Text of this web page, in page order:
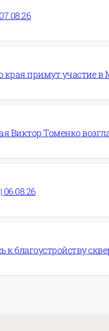
края примут участие
Виктор Томенко
благоустройству